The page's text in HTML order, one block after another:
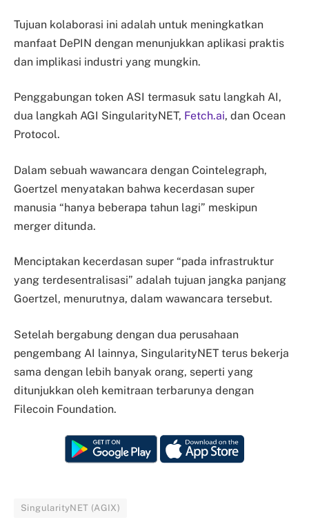
Tujuan kolaborasi ini adalah untuk meningkatkan
manfaat DePIN dengan menunjukkan aplikasi praktis
dan implikasi industri yang mungkin.
Penggabungan token ASI termasuk satu langkah AI,
dua langkah AGI SingularityNET, Fetch.ai, dan Ocean
Protocol.
Dalam sebuah wawancara dengan Cointelegraph,
Goertzel menyatakan bahwa kecerdasan super
manusia “hanya beberapa tahun lagi” meskipun
merger ditunda.
Menciptakan kecerdasan super “pada infrastruktur
yang terdesentralisasi” adalah tujuan jangka panjang
Goertzel, menurutnya, dalam wawancara tersebut.
Setelah bergabung dengan dua perusahaan
pengembang AI lainnya, SingularityNET terus bekerja
sama dengan lebih banyak orang, seperti yang
ditunjukkan oleh kemitraan terbarunya dengan
Filecoin Foundation.
SingularityNET (AGIX)